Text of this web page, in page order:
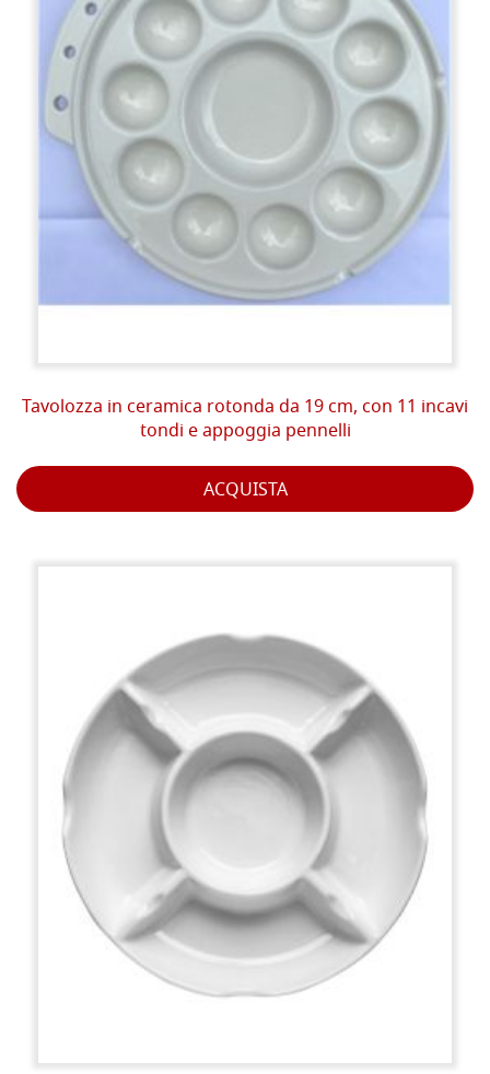
Tavolozza in ceramica rotonda da 19 cm, con 11 incavi
tondi e appoggia pennelli
ACQUISTA